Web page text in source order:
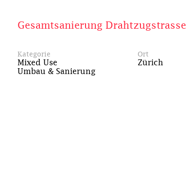
Gesamtsanierung Drahtzugstrasse
Kategorie
Mixed Use
Umbau & Sanierung
Ort
Zürich